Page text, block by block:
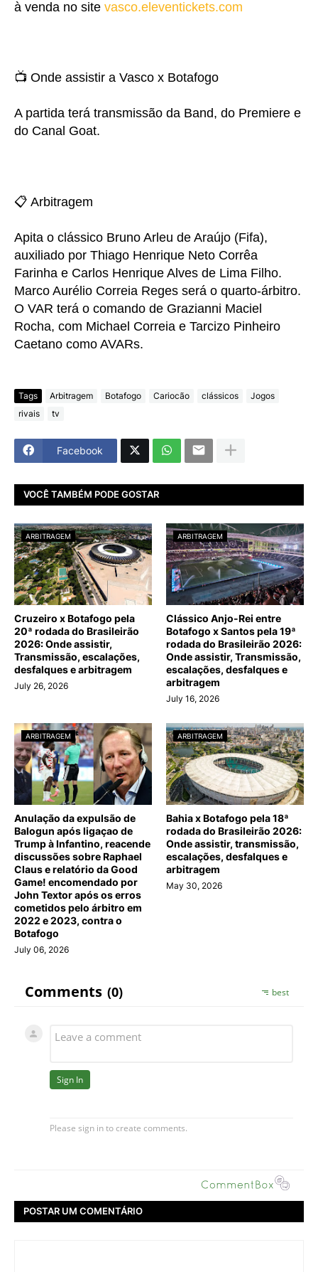
à venda no site vasco.eleventickets.com
📺 Onde assistir a Vasco x Botafogo
A partida terá transmissão da Band, do Premiere e
do Canal Goat.
📋 Arbitragem
Apita o clássico Bruno Arleu de Araújo (Fifa),
auxiliado por Thiago Henrique Neto Corrêa
Farinha e Carlos Henrique Alves de Lima Filho.
Marco Aurélio Correia Reges será o quarto-árbitro.
O VAR terá o comando de Grazianni Maciel
Rocha, com Michael Correia e Tarcizo Pinheiro
Caetano como AVARs.
Tags Arbitragem Botafogo Cariocão clássicos
Jogos
rivais
tv
Facebook
VOCÊ TAMBÉM PODE GOSTAR
ARBITRAGEM
Cruzeiro x Botafogo pela
20ª rodada do Brasileirão
2026: Onde assistir,
Transmissão, escalações,
desfalques e arbitragem
July 26, 2026
ARBITRAGEM
Clássico Anjo-Rei entre
Botafogo x Santos pela 19ª
rodada do Brasileirão 2026:
Onde assistir, Transmissão,
escalações, desfalques e
arbitragem
July 16, 2026
ARBITRAGEM
Anulação da expulsão de
Balogun após ligaçao de
Trump à Infantino, reacende
discussões sobre Raphael
Claus e relatório da Good
Game! encomendado por
John Textor após os erros
cometidos pelo árbitro em
2022 e 2023, contra o
Botafogo
July 06, 2026
ARBITRAGEM
Bahia x Botafogo pela 18ª
rodada do Brasileirão 2026:
Onde assistir, transmissão,
escalações, desfalques e
arbitragem
May 30, 2026
POSTAR UM COMENTÁRIO